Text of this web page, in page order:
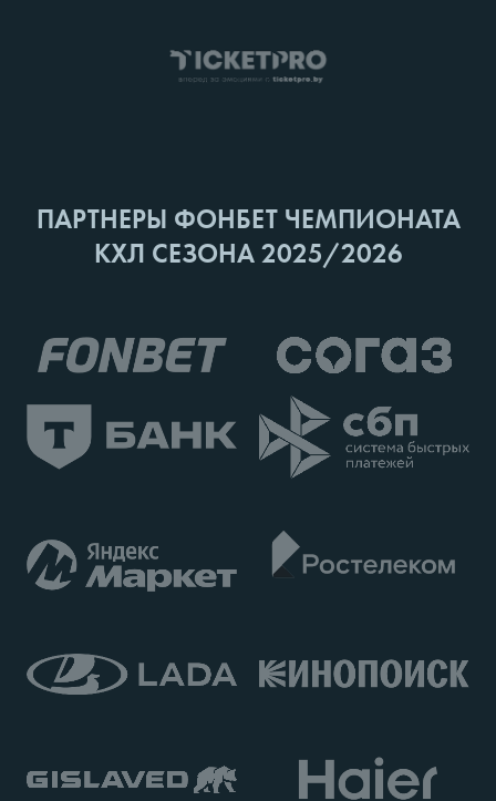
ПАРТНЕРЫ ФОНБЕТ ЧЕМПИОНАТА
КХЛ СЕЗОНА 2025/2026